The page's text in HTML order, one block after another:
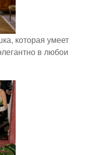
которая умеет
в любои